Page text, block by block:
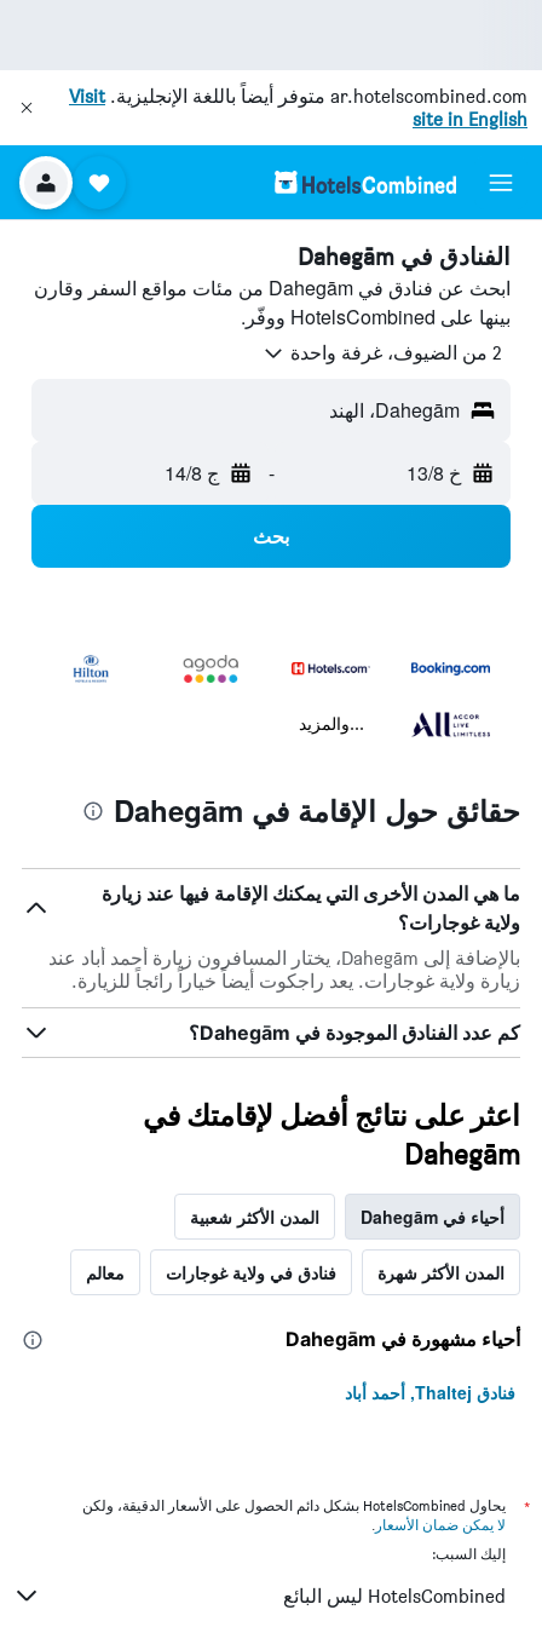
ar.hotelscombined.com متوفر أيضاً باللغة الإنجليزية.Visit
site in English
الفنادق في Dahegām
ابحث عن فنادق في Dahegām من مئات مواقع السفر وقارن
بينها على HotelsCombined ووفّر.
2 من الضيوف، غرفة واحدة
Dahegām، الهند
خ 13/8 - ج 14/8
بحث
...والمزيد
حقائق حول الإقامة في Dahegām
ما هي المدن الأخرى التي يمكنك الإقامة فيها عند زيارة
ولاية غوجارات؟
بالإضافة إلى Dahegām، يختار المسافرون زيارة أحمد أباد عند
زيارة ولاية غوجارات. يعد راجكوت أيضاً خياراً رائجاً للزيارة.
كم عدد الفنادق الموجودة في Dahegām؟
اعثر على نتائج أفضل لإقامتك في
Dahegām
أحياء في Dahegām المدن الأكثر شعبية
المدن الأكثر شهرة فنادق في ولاية غوجارات معالم
أحياء مشهورة في Dahegām
فنادق Thaltej, أحمد أباد
*
يحاول HotelsCombined بشكل دائم الحصول على الأسعار الدقيقة، ولكن
لا يمكن ضمان الأسعار .
إليك السبب:
HotelsCombined ليس البائع